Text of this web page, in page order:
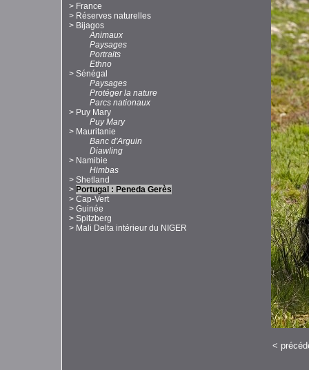
> France
> Réserves naturelles
> Bijagos
Animaux
Paysages
Portraits
Ethno
> Sénégal
Paysages
Protéger la nature
Parcs nationaux
> Puy Mary
Puy Mary
> Mauritanie
Banc d'Arguin
Diawling
> Namibie
Himbas
> Shetland
> Portugal : Peneda Gerès
> Cap-Vert
> Guinée
> Spitzberg
> Mali Delta intérieur du NIGER
<